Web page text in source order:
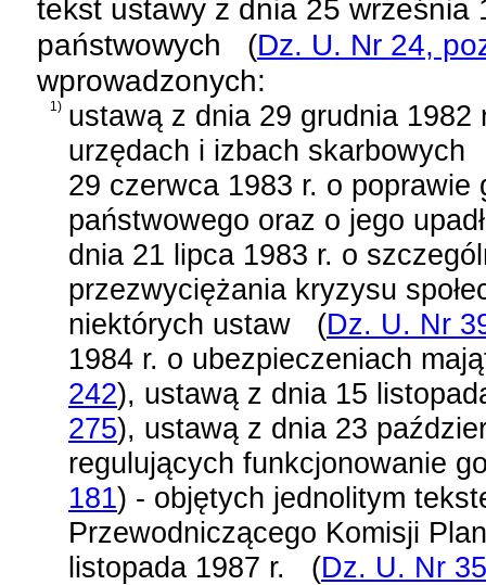
tekst ustawy z dnia 25 września
państwowych
(Dz. U. Nr 24,
wprowadzonych:
1) ustawą z dnia 29 grudnia
urzędach i izbach skarbowych
29 czerwca 1983 r. o
państwowego oraz o jego
dnia 21 lipca 1983 r. o
przezwyciężania kryzysu
niektórych ustaw
(Dz. U. Nr
1984 r. o ubezpieczeniach
242), ustawą z dnia 15
275), ustawą z dnia 23
regulujących funkcjonowanie
181) - objętych jednolitym
Przewodniczącego Komisji
listopada 1987 r.
(Dz. U. Nr